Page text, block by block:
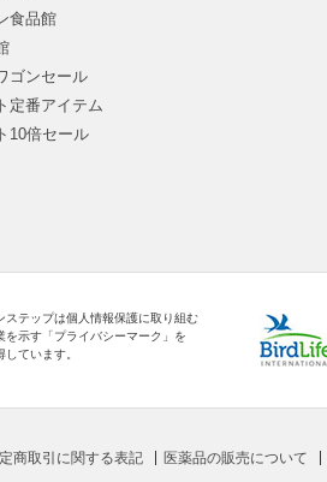
食品館
ゴンセール
定番アイテム
10倍セール
ステップは個人情報保護に取り組む
を示す「プライバシーマーク」を
しています。
商取引に関する表記 医薬品の販売について